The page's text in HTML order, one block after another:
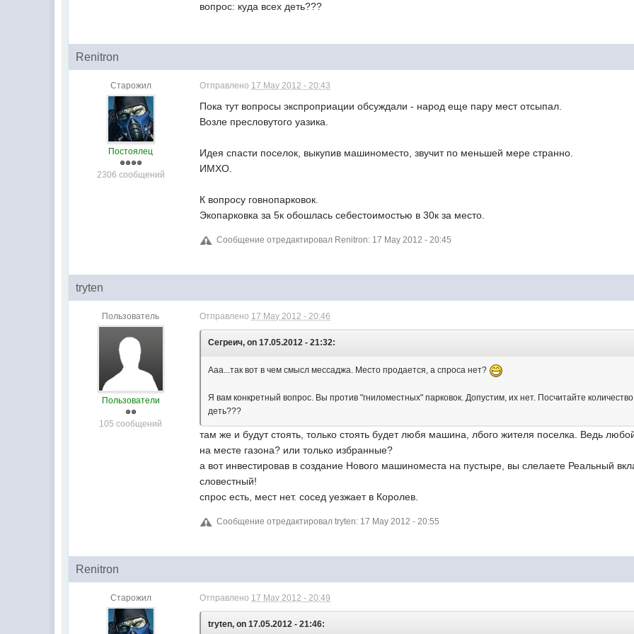
вопрос: куда всех деть???
Renitron
Старожил
Постоялец
2306 сообщений
Отправлено 17 May 2012 - 20:43
Пока тут вопросы экспроприации обсуждали - народ еще пару мест отсыпал.
Возле пресловутого уазика.
Идея спасти поселок, выкупив машиноместо, звучит по меньшей мере странно.
ИМХО.
К вопросу говнопарковок.
Экопарковка за 5к обошлась себестоимостью в 30к за место.
Сообщение отредактировал Renitron: 17 May 2012 - 20:45
tryten
Пользователь
Пользователи
105 сообщений
Отправлено 17 May 2012 - 20:46
Сегреич, on 17.05.2012 - 21:32:
Ааа...так вот в чем смысл мессаджа. Место продается, а спроса нет?
Я вам конкретный вопрос. Вы против "гниломестных" парковок. Допустим, их нет. Посчитайте
деть???
там же и будут стоять, только стоять будет любя машина, лбого жителя поселка. Ведь
на месте газона? или только избранные?
а вот инвестировав в создание Нового машиноместа на пустыре, вы слелаете Реальный
словестный!
спрос есть, мест нет. сосед уезжает в Королев.
Сообщение отредактировал tryten: 17 May 2012 - 20:55
Renitron
Старожил Отправлено 17 May 2012 - 20:49
tryten, on 17.05.2012 - 21:46: